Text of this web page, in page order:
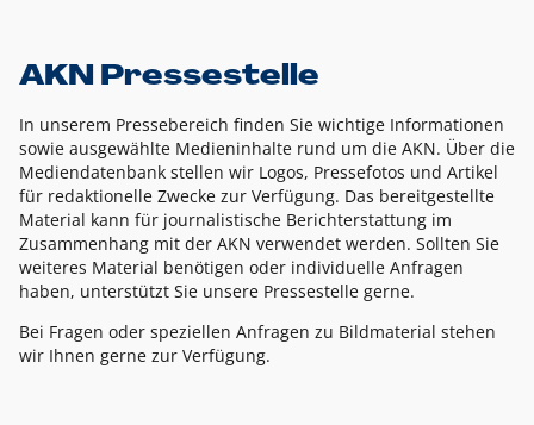
AKN Pressestelle
In unserem Pressebereich finden Sie wichtige Informationen
sowie ausgewählte Medieninhalte rund um die AKN. Über die
Mediendatenbank stellen wir Logos, Pressefotos und Artikel
für redaktionelle Zwecke zur Verfügung. Das bereitgestellte
Material kann für journalistische Berichterstattung im
Zusammenhang mit der AKN verwendet werden. Sollten Sie
weiteres Material benötigen oder individuelle Anfragen
haben, unterstützt Sie unsere Pressestelle gerne.
Bei Fragen oder speziellen Anfragen zu Bildmaterial stehen
wir Ihnen gerne zur Verfügung.